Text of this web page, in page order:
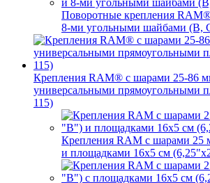
Поворотные крепления
8-ми угольными шайбами (B,
Крепления RAM® с шарами 25-86
универсальными прямоугольными
115)
Крепления RAM с шарами 25
и площадками 16х5 см